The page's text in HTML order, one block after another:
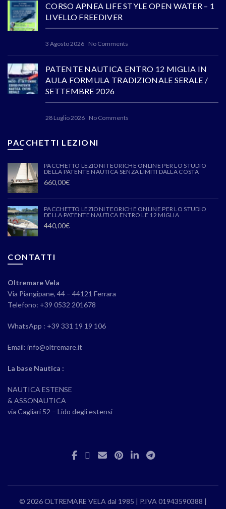
CORSO APNEA LIFE STYLE OPEN WATER – 1
LIVELLO FREEDIVER
3 Agosto 2026 No Comments
PATENTE NAUTICA ENTRO 12 MIGLIA IN
AULA FORMULA TRADIZIONALE SERALE /
SETTEMBRE 2026
28 Luglio 2026 No Comments
PACCHETTI LEZIONI
PACCHETTO LEZIONI TEORICHE ONLINE PER LO STUDIO
DELLA PATENTE NAUTICA SENZA LIMITI DALLA COSTA
660,00€
PACCHETTO LEZIONI TEORICHE ONLINE PER LO STUDIO
DELLA PATENTE NAUTICA ENTRO LE 12 MIGLIA
440,00€
CONTATTI
Oltremare Vela
Via Piangipane, 44 – 44121 Ferrara
Telefono: +39 0532 201678
WhatsApp : +39 331 19 19 106
Email: info@oltremare.it
La base Nautica :
NAUTICA ESTENSE
& ASSONAUTICA
via Cagliari 52 – Lido degli estensi
© 2026 OLTREMARE VELA dal 1985 | P.IVA 01943590388 |